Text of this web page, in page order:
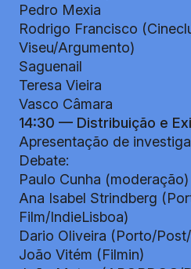
Pedro Mexia
Rodrigo Francisco
Viseu/Argumento)
Saguenail
Teresa Vieira
Vasco Câmara
14:30 — Distribuição e
Apresentação de
Debate:
Paulo Cunha (moderação)
Ana Isabel Strindberg
Film/IndieLisboa)
Dario Oliveira (Porto/
João Vitém (Filmin)